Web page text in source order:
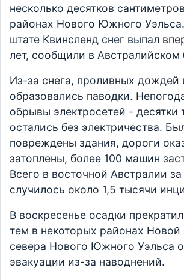
несколько десятков
районах Нового Южного
штате Квинсленд снег выпал
лет, сообщили в
Из-за снега, проливных дождей
образовались паводки.
обрывы электросетей - десятки
остались без электричества.
повреждены здания, дороги
затоплены, более 100 машин
Всего в восточной Австралии
случилось около 1,5 тысячи
В воскресенье осадки
тем в некоторых районах Новой
севера Нового Южного Уэльса
эвакуации из-за наводнений.